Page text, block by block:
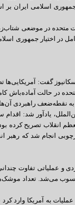
اسلامی ایران بر
متحده در موضعی
اختیار جمهوری
گفت: آمریکایی‌ها
در حالت آماده‌باش
به نقطه‌ضعف راهبردی
یادآور شد: اقدام
انقلاب تصریح کرده
انجام شد که رهبر
و عملیاتی تفاوت
می‌شد. تعداد
به آمریکا وارد کرد